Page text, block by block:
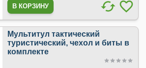
Мультитул тактический
туристический, чехол и биты в
комплекте